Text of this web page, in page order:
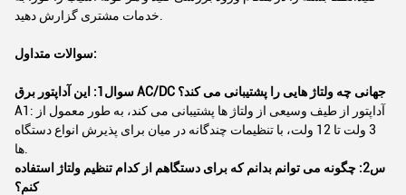
خدمات مشتری گزارش دهید.
سوالات متداول:
سوال1: این آداپتور برق AC/DC جهانی چه ولتاژ هایی را پشتیبانی می کند؟
A1: آداپتور از طیف وسیعی از ولتاژ ها پشتیبانی می کند، به طور معمول از
3 ولت تا 12 ولت، با تنظیمات چندگانه در میان برای پذیرش انواع دستگاه
ها.
س2: چگونه می توانم بدانم که برای دستگاهم از کدام تنظیم ولتاژ استفاده
کنم؟